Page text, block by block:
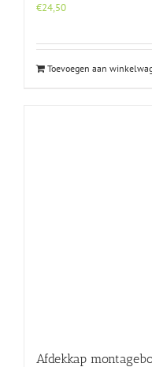
€24,50
Toevoegen aan
Afdekkap